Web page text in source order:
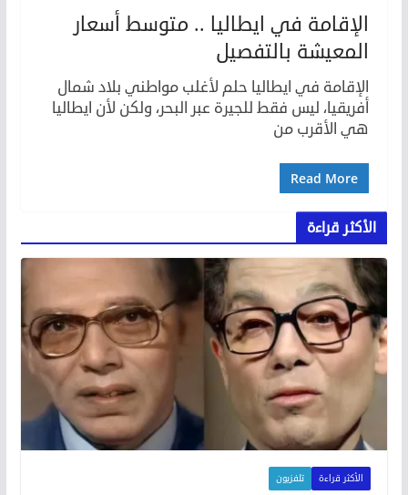
الإقامة في ايطاليا .. متوسط أسعار
المعيشة بالتفصيل
الإقامة في ايطاليا حلم لأغلب مواطني بلاد شمال
أفريقيا، ليس فقط للجيرة عبر البحر، ولكن لأن ايطاليا
هي الأقرب من
Read More
الأكثر قراءة
الأكثر قراءة تلفزيون